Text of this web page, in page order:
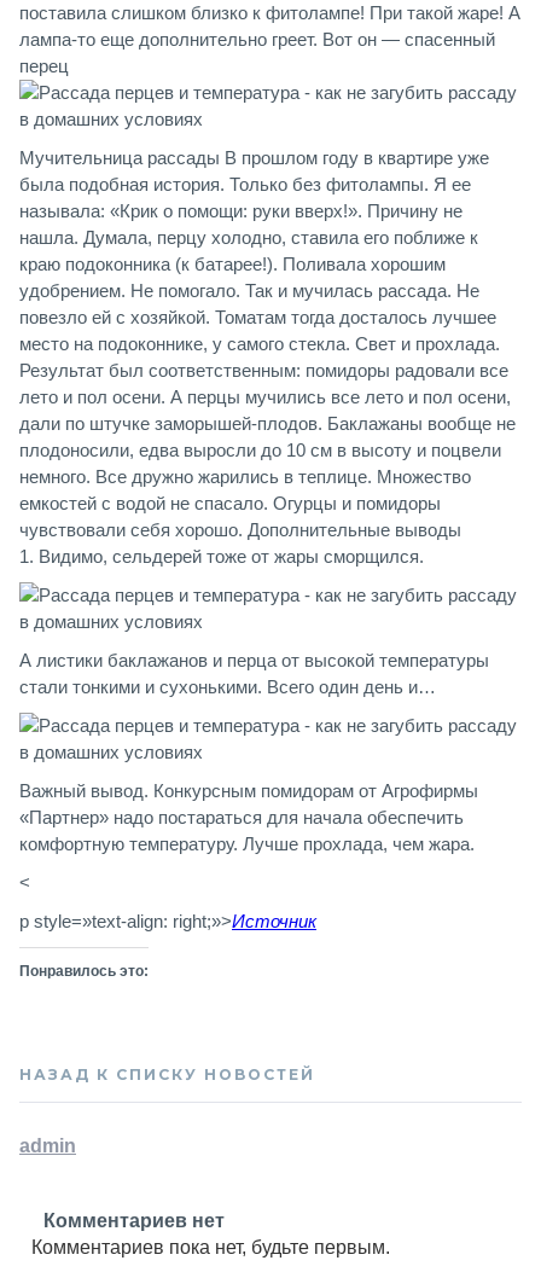
поставила слишком близко к фитолампе! При такой жаре! А
лампа-то еще дополнительно греет. Вот он — спасенный
перец
Мучительница рассады В прошлом году в квартире уже
была подобная история. Только без фитолампы. Я ее
называла: «Крик о помощи: руки вверх!». Причину не
нашла. Думала, перцу холодно, ставила его поближе к
краю подоконника (к батарее!). Поливала хорошим
удобрением. Не помогало. Так и мучилась рассада. Не
повезло ей с хозяйкой. Томатам тогда досталось лучшее
место на подоконнике, у самого стекла. Свет и прохлада.
Результат был соответственным: помидоры радовали все
лето и пол осени. А перцы мучились все лето и пол осени,
дали по штучке заморышей-плодов. Баклажаны вообще не
плодоносили, едва выросли до 10 см в высоту и поцвели
немного. Все дружно жарились в теплице. Множество
емкостей с водой не спасало. Огурцы и помидоры
чувствовали себя хорошо. Дополнительные выводы
1. Видимо, сельдерей тоже от жары сморщился.
А листики баклажанов и перца от высокой температуры
стали тонкими и сухонькими. Всего один день и…
Важный вывод. Конкурсным помидорам от Агрофирмы
«Партнер» надо постараться для начала обеспечить
комфортную температуру. Лучше прохлада, чем жара.
<
p style=»text-align: right;»>Источник
Понравилось это:
НАЗАД К СПИСКУ НОВОСТЕЙ
admin
Комментариев нет
Комментариев пока нет, будьте первым.